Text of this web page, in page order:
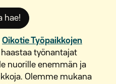
hae!
Oikotie Työpaikkojen
työnantajat
nuorille enemmän ja
Olemme mukana